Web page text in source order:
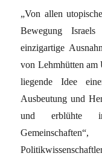
„Von allen
Bewegung
einzigartige
von Lehmhütten am
liegende Idee
Ausbeutung und
und erblühte